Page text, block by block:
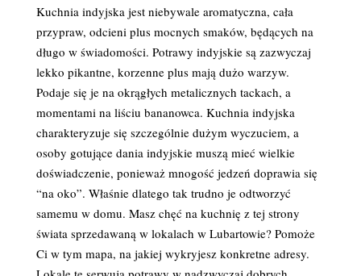
Kuchnia indyjska jest niebywale aromatyczna, cała
przypraw, odcieni plus mocnych smaków, będących na
długo w świadomości. Potrawy indyjskie są zazwyczaj
lekko pikantne, korzenne plus mają dużo warzyw.
Podaje się je na okrągłych metalicznych tackach, a
momentami na liściu bananowca. Kuchnia indyjska
charakteryzuje się szczególnie dużym wyczuciem, a
osoby gotujące dania indyjskie muszą mieć wielkie
doświadczenie, ponieważ mnogość jedzeń doprawia się
“na oko”. Właśnie dlatego tak trudno je odtworzyć
samemu w domu. Masz chęć na kuchnię z tej strony
świata sprzedawaną w lokalach w Lubartowie? Pomoże
Ci w tym mapa, na jakiej wykryjesz konkretne adresy.